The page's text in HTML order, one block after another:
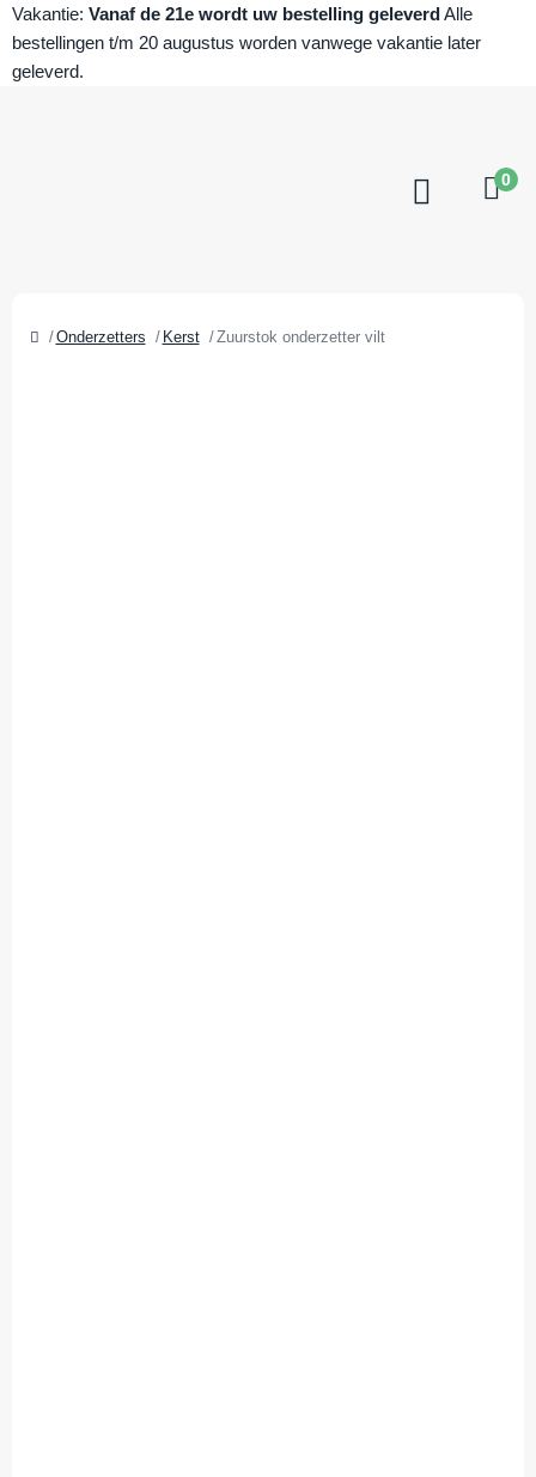
Vakantie: Vanaf de 21e wordt uw bestelling geleverdAlle
bestellingen t/m 20 augustus worden vanwege vakantie later
geleverd.
0
Onderzetters Kerst Zuurstok onderzetter vilt